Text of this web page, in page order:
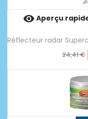
 Aperçu
Réflecteur radar
24,41 €